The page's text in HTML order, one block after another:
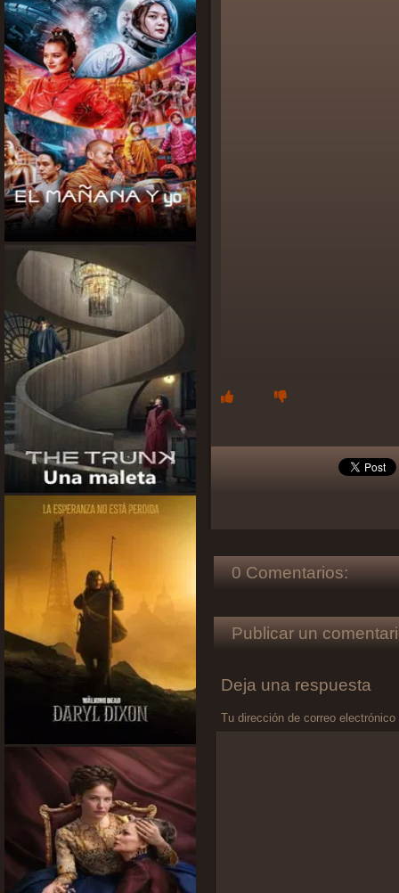
0 Comentarios:
Publicar un
Deja una respuesta
Tu dirección de correo